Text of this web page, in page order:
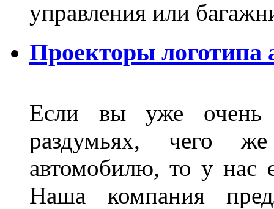
управления или
Проекторы логотипа
Если вы уже очень
раздумьях, чего
автомобилю, то у нас
Наша компания